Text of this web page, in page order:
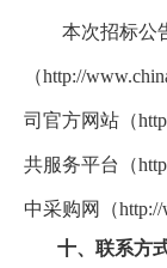
本次招标公
（http://
司官方网站（
共服务平台（
中采购网（http://
十、联系方